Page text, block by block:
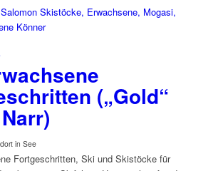
(„Gold“
in See
Fortgeschritten, Ski und Skistöcke für